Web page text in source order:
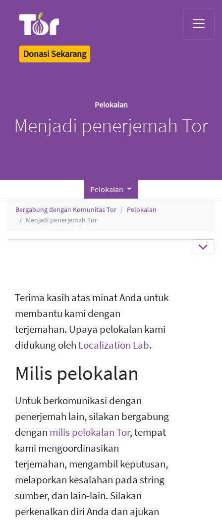
Donasi Sekarang
Pelokalan
Menjadi penerjemah Tor
Pelokalan
Bergabung dengan Komunitas Tor
Pelokalan
Menjadi penerjemah Tor
Terima kasih atas minat Anda untuk
membantu kami dengan
terjemahan. Upaya pelokalan kami
didukung oleh Localization Lab.
Milis pelokalan
Untuk berkomunikasi dengan
penerjemah lain, silakan bergabung
dengan milis pelokalan Tor, tempat
kami mengoordinasikan
terjemahan, mengambil keputusan,
melaporkan kesalahan pada string
sumber, dan lain-lain. Silakan
perkenalkan diri Anda dan ajukan